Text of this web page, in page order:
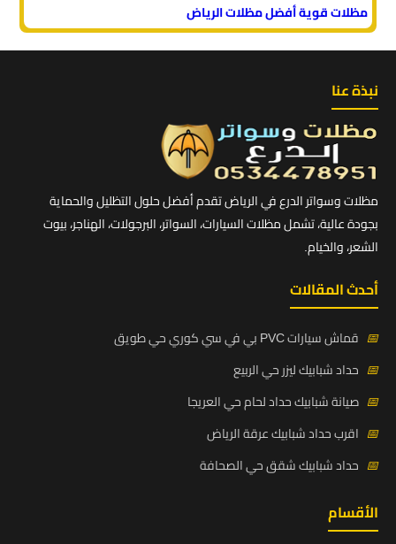
مظلات قوية أفضل مظلات الرياض
نبذة عنا
مظلات وسواتر الدرع في الرياض تقدم أفضل حلول التظليل والحماية
بجودة عالية، تشمل مظلات السيارات، السواتر، البرجولات، الهناجر، بيوت
الشعر، والخيام.
أحدث المقالات
📅 قماش سيارات PVC بي في سي كوري حي طويق
📅 حداد شبابيك ليزر حي الربيع
📅 صيانة شبابيك حداد لحام حي العريجا
📅 اقرب حداد شبابيك عرقة الرياض
📅 حداد شبابيك شقق حي الصحافة
الأقسام